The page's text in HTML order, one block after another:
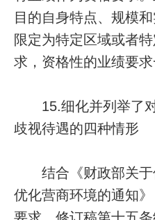
目的自身特点、规模
限定为特定区域或者
求，资格性的业绩要求
15.细化并列举了
歧视待遇的四种情形
结合《财政部关
优化营商环境的通知》